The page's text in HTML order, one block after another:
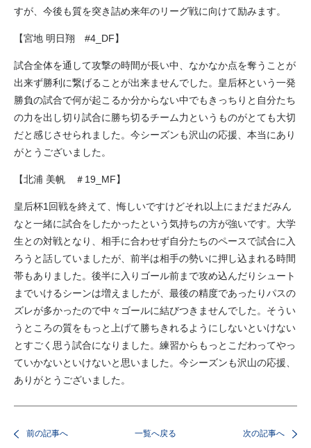
すが、今後も質を突き詰め来年のリーグ戦に向けて励みます。
【宮地 明日翔 #4_DF】
試合全体を通して攻撃の時間が長い中、なかなか点を奪うことが
出来ず勝利に繋げることが出来ませんでした。皇后杯という一発
勝負の試合で何が起こるか分からない中でもきっちりと自分たち
の力を出し切り試合に勝ち切るチーム力というものがとても大切
だと感じさせられました。今シーズンも沢山の応援、本当にあり
がとうございました。
【北浦 美帆 ＃19_MF】
皇后杯1回戦を終えて、悔しいですけどそれ以上にまだまだみん
なと一緒に試合をしたかったという気持ちの方が強いです。大学
生との対戦となり、相手に合わせず自分たちのペースで試合に入
ろうと話していましたが、前半は相手の勢いに押し込まれる時間
帯もありました。後半に入りゴール前まで攻め込んだりシュート
までいけるシーンは増えましたが、最後の精度であったりパスの
ズレが多かったので中々ゴールに結びつきませんでした。そうい
うところの質をもっと上げて勝ちきれるようにしないといけない
とすごく思う試合になりました。練習からもっとこだわってやっ
ていかないといけないと思いました。今シーズンも沢山の応援、
ありがとうございました。
前の記事へ 一覧へ戻る 次の記事へ